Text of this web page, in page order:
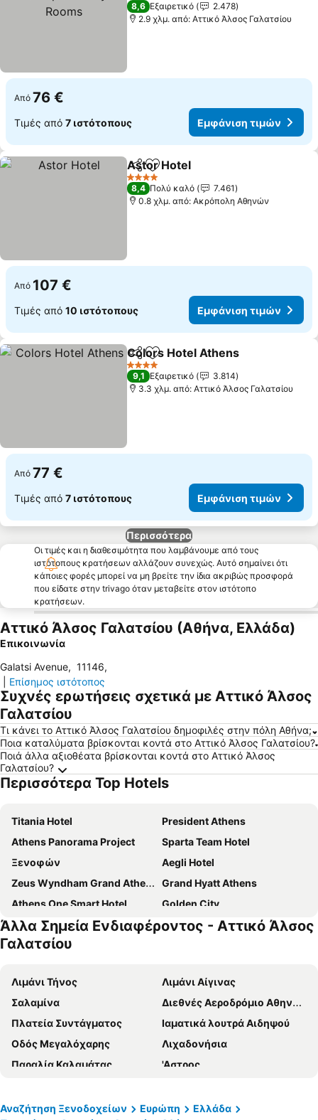
8,6 Εξαιρετικό
2.478
2.9 χλμ. από: Αττικό Άλσος Γαλατσίου
Από 76 €
Τιμές από 7 ιστότοπους Εμφάνιση τιμών
Κοινοποίηση
Προσθήκη στα αγαπημένα
Astor Hotel
4 Αστέρια
8,4 Πολύ καλό
7.461
0.8 χλμ. από: Ακρόπολη Αθηνών
Από 107 €
Τιμές από 10 ιστότοπους Εμφάνιση τιμών
Κοινοποίηση
Προσθήκη στα αγαπημένα
Colors Hotel Athens
4 Αστέρια
9,1 Εξαιρετικό
3.814
3.3 χλμ. από: Αττικό Άλσος Γαλατσίου
Από 77 €
Τιμές από 7 ιστότοπους Εμφάνιση τιμών
Περισσότερα
Οι τιμές και η διαθεσιμότητα που λαμβάνουμε από τους
ιστότοπους κρατήσεων αλλάζουν συνεχώς. Αυτό σημαίνει ότι
κάποιες φορές μπορεί να μη βρείτε την ίδια ακριβώς προσφορά
που είδατε στην trivago όταν μεταβείτε στον ιστότοπο
κρατήσεων.
Αττικό Άλσος Γαλατσίου (Αθήνα, Ελλάδα)
Επικοινωνία
Galatsi Avenue, 11146,
Επίσημος ιστότοπος
Συχνές ερωτήσεις σχετικά με Αττικό Άλσος
Γαλατσίου
Τι κάνει το Αττικό Άλσος Γαλατσίου δημοφιλές στην πόλη Αθήνα;
Ποια καταλύματα βρίσκονται κοντά στο Αττικό Άλσος Γαλατσίου?
Ποιά άλλα αξιοθέατα βρίσκονται κοντά στο Αττικό Άλσος
Γαλατσίου?
Περισσότερα Top Hotels
Titania Hotel
President Athens
Athens Panorama Project
Sparta Team Hotel
Ξενοφών
Aegli Hotel
Zeus Wyndham Grand Athens
Grand Hyatt Athens
Athens One Smart Hotel
Golden City
Novotel Athenes
Breeze Boutique Athens
Athens House
Sofitel Athens Airport
Intercontinental Hotels Athenaeum Athens By Ihg
Mosaikon
International Atene Hotel
Piraeus Theoxenia
Marina Hotel Athens
Boss Boutique Athens
Amalia Hotel Athens
Evita Asty
Theoxenia Palace
Divani Caravel
Hotel Athens Cypria
Άλλα Σημεία Ενδιαφέροντος - Αττικό Άλσος
Γαλατσίου
Λιμάνι Τήνος
Λιμάνι Αίγινας
Σαλαμίνα
Διεθνές Αεροδρόμιο Αθηνών Ελευθέριος Βενιζέλος
Πλατεία Συντάγματος
Ιαματικά λουτρά Αιδηψού
Οδός Μεγαλόχαρης
Λιχαδονήσια
Παραλία Καλαμάτας
'Αστρος
Πόρτο Γερμενό
Λιμάνι Αγίας Μαρίνας Αίγινας
Αναζήτηση Ξενοδοχείων Ευρώπη
Ελλάδα